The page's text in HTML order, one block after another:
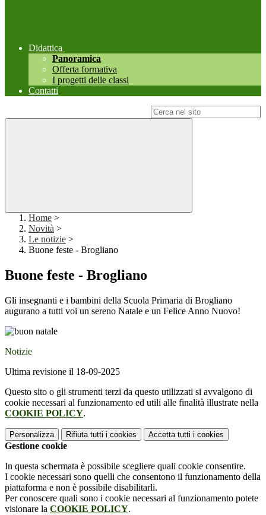
Didattica
Panoramica
Offerta formativa
I progetti delle classi
Contatti
Home >
Novità >
Le notizie >
Buone feste - Brogliano
Buone feste - Brogliano
Gli insegnanti e i bambini della Scuola Primaria di Brogliano
augurano a tutti voi un sereno Natale e un Felice Anno Nuovo!
Notizie
Ultima revisione il 18-09-2025
Questo sito o gli strumenti terzi da questo utilizzati si avvalgono di
cookie necessari al funzionamento ed utili alle finalità illustrate nella
COOKIE POLICY.
Personalizza Rifiuta tutti i cookies Accetta tutti i cookies
Gestione cookie
In questa schermata è possibile scegliere quali cookie consentire.
I cookie necessari sono quelli che consentono il funzionamento della
piattaforma e non è possibile disabilitarli.
Per conoscere quali sono i cookie necessari al funzionamento potete
visionare la COOKIE POLICY.